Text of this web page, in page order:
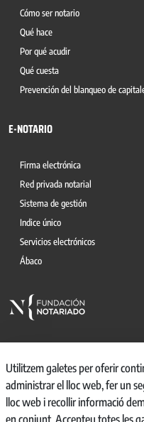
Cómo ser notario
Qué hace
Por qué acudir
Qué cuesta
Prevención del blanqueo de
E-NOTARIO
Firma electrónica
Red privada notarial
Sistema de gestión
Indice único
Servicios electrónicos
Ábaco
© 2026, CONSEJO GENERAL DEL
CANAL INTERNO DE
Utilitzem galetes per oferir
administrar el lloc web, fer un
lloc web i recollir informació
en conjunt. Accepteu totes les